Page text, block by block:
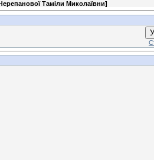
Таміли Миколаївни]